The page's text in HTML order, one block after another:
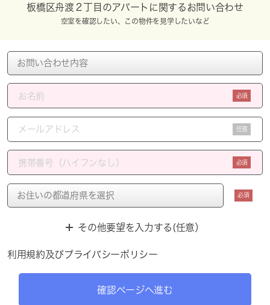
板橋区舟渡２丁目のアパートに関するお問い合わせ
空室を確認したい、この物件を見学したいなど
必須
任意
必須
必須
その他要望を入力する(任意）
利用規約及びプライバシーポリシー
確認ページへ進む